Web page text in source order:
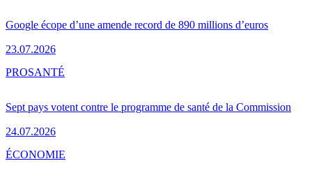
Google écope d’une amende record de 890 millions d’euros
23.07.2026
Sept pays votent contre le programme de santé de la Commission
24.07.2026
PROSANTÉ
ÉCONOMIE